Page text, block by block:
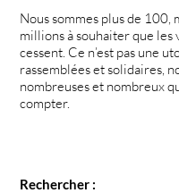
Nous sommes plus de 100,
millions à souhaiter que les
cessent. Ce n’est pas une
rassemblées et solidaires,
nombreuses et nombreux
compter.
Rechercher :